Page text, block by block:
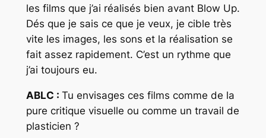
les films que j’ai réalisés bien avant Blow Up.
Dés que je sais ce que je veux, je cible très
vite les images, les sons et la réalisation se
fait assez rapidement. C’est un rythme que
j’ai toujours eu.
ABLC : Tu envisages ces films comme de la
pure critique visuelle ou comme un travail de
plasticien ?